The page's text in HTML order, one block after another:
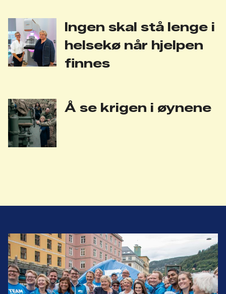
Ingen skal stå lenge i
helsekø når hjelpen
finnes
Å se krigen i øynene